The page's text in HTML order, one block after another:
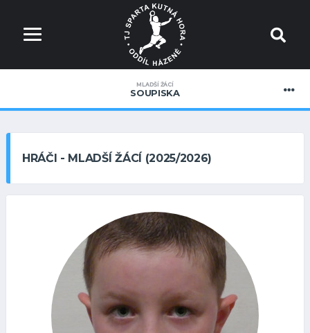
MLADŠÍ ŽÁCÍ
SOUPISKA
HRÁČI - MLADŠÍ ŽÁCÍ (2025/2026)